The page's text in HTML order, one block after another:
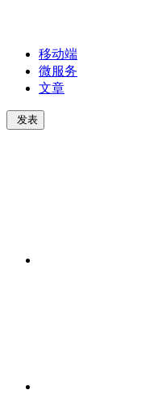
移动端
微服务
文章
发表